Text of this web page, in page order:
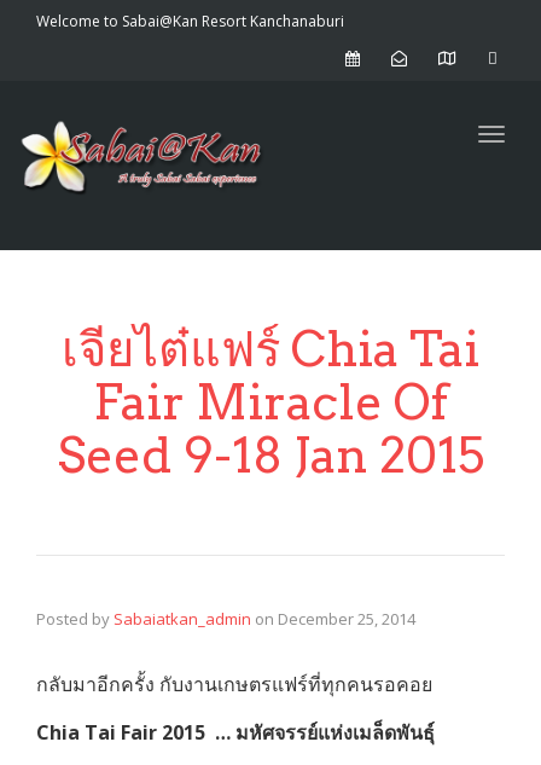
Welcome to Sabai@Kan Resort Kanchanaburi
เจียไต๋แฟร์ Chia Tai
Fair Miracle Of
Seed 9-18 Jan 2015
Posted by Sabaiatkan_admin on December 25, 2014
กลับมาอีกครั้ง กับงานเกษตรแฟร์ที่ทุกคนรอคอย
Chia Tai Fair 2015 … มหัศจรรย์แห่งเมล็ดพันธุ์